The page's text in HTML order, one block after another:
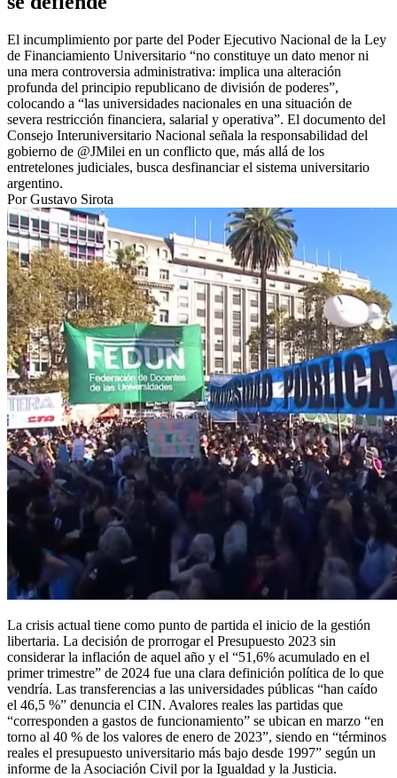
El incumplimiento por parte del Poder Ejecutivo Nacional de la Ley
de Financiamiento Universitario “no constituye un dato menor ni
una mera controversia administrativa: implica una alteración
profunda del principio republicano de división de poderes”,
colocando a “las universidades nacionales en una situación de
severa restricción financiera, salarial y operativa”. El documento del
Consejo Interuniversitario Nacional señala la responsabilidad del
gobierno de @JMilei en un conflicto que, más allá de los
entretelones judiciales, busca desfinanciar el sistema universitario
argentino.
Por Gustavo Sirota
La crisis actual tiene como punto de partida el inicio de la gestión
libertaria. La decisión de prorrogar el Presupuesto 2023 sin
considerar la inflación de aquel año y el “51,6% acumulado en el
primer trimestre” de 2024 fue una clara definición política de lo que
vendría. Las transferencias a las universidades públicas “han caído
el 46,5 %” denuncia el CIN. Avalores reales las partidas que
“corresponden a gastos de funcionamiento” se ubican en marzo “en
torno al 40 % de los valores de enero de 2023”, siendo en “términos
reales el presupuesto universitario más bajo desde 1997” según un
informe de la Asociación Civil por la Igualdad y la Justicia.